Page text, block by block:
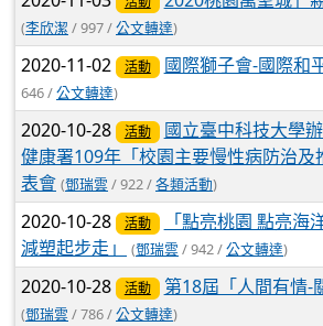
(李欣潔 / 997 /公文轉達)
2020-11-02 活動 國際獅子會-國際和
646 /公文轉達)
2020-10-28 活動
國立臺中科技大學
健康署109年「校園主要慢性病防治及
表會 (鄧瑞雲 / 922 /各類活動)
2020-10-28 活動
「點亮桃園 點亮海
減塑起步走」
(鄧瑞雲 / 942 /公文轉達)
2020-10-28 活動 第18屆「人間有情-
(鄧瑞雲 / 786 /公文轉達)